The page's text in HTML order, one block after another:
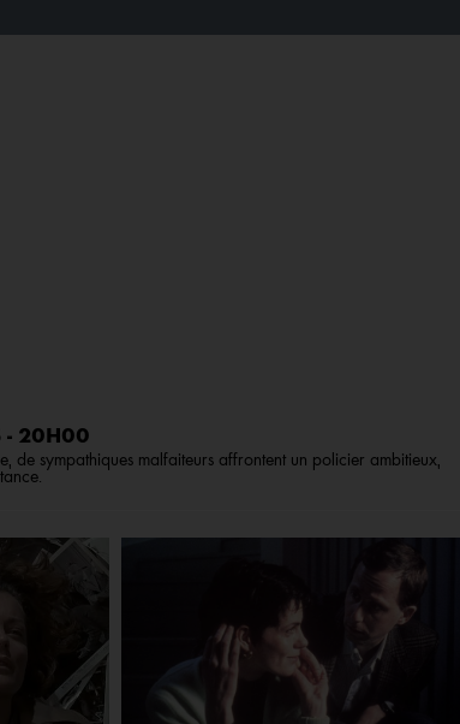
- 20H00
de sympathiques malfaiteurs affrontent un policier ambitieux,